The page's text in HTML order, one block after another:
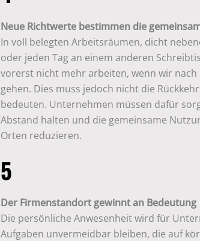
Neue Richtwerte bestimmen die
In voll belegten Arbeitsräumen, dicht
oder jeden Tag an einem anderen
vorerst nicht mehr arbeiten, wenn wir nach
gehen. Dies muss jedoch nicht die
bedeuten. Unternehmen müssen dafür
Abstand halten und die gemeinsame
Orten reduzieren.
5
Der Firmenstandort gewinnt an Bedeutung
Die persönliche Anwesenheit wird für
Aufgaben unvermeidbar bleiben, die auf